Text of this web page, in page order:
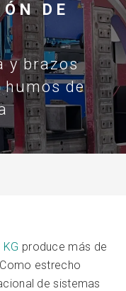
DE
y brazos
humos de
produce más de
Como estrecho
de sistemas